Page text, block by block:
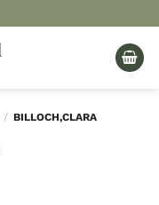
/ BILLOCH,CLARA